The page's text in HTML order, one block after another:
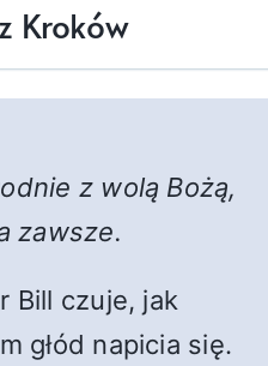
Kroków
z wolą Bożą,
zawsze.
Bill czuje, jak
głód napicia się.